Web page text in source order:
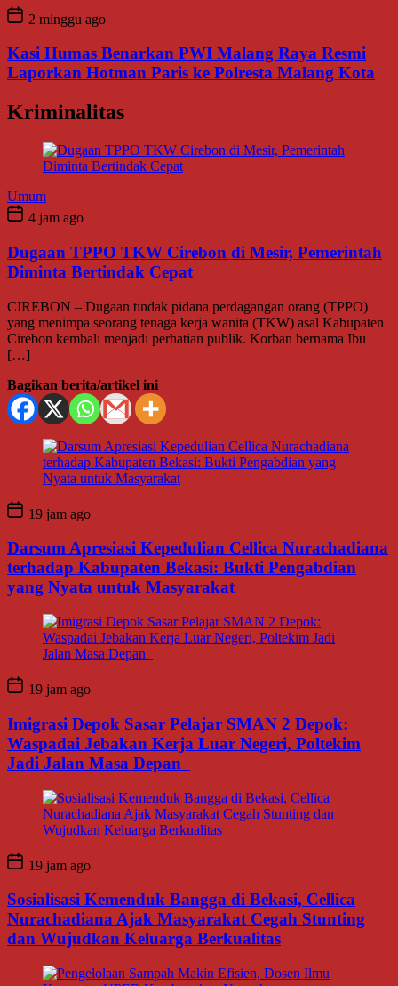
2 minggu ago
Kasi Humas Benarkan PWI Malang Raya Resmi
Laporkan Hotman Paris ke Polresta Malang Kota
Kriminalitas
Umum
4 jam ago
Dugaan TPPO TKW Cirebon di Mesir, Pemerintah
Diminta Bertindak Cepat
CIREBON – Dugaan tindak pidana perdagangan orang (TPPO)
yang menimpa seorang tenaga kerja wanita (TKW) asal Kabupaten
Cirebon kembali menjadi perhatian publik. Korban bernama Ibu
[…]
Bagikan berita/artikel ini
19 jam ago
Darsum Apresiasi Kepedulian Cellica Nurachadiana
terhadap Kabupaten Bekasi: Bukti Pengabdian
yang Nyata untuk Masyarakat
19 jam ago
Imigrasi Depok Sasar Pelajar SMAN 2 Depok:
Waspadai Jebakan Kerja Luar Negeri, Poltekim
Jadi Jalan Masa Depan
19 jam ago
Sosialisasi Kemenduk Bangga di Bekasi, Cellica
Nurachadiana Ajak Masyarakat Cegah Stunting
dan Wujudkan Keluarga Berkualitas